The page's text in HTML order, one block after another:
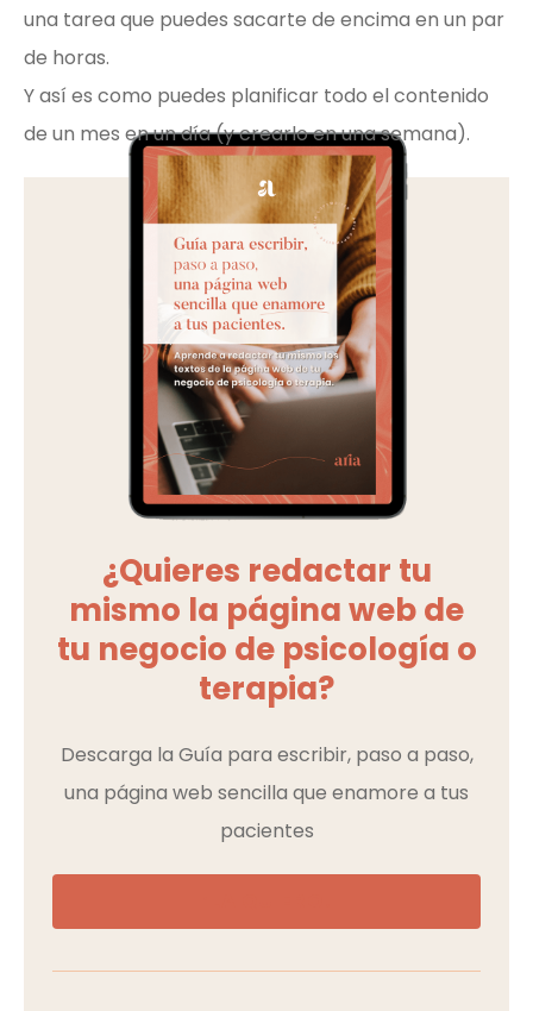
¿Quieres redactar tu
mismo la página web de
tu negocio de psicología o
terapia?
Descarga la Guía para escribir, paso a paso,
una página web sencilla que enamore a tus
pacientes
una tarea que puedes sacarte de encima en un par
de horas.
Y así es como puedes planificar todo el contenido
de un mes en un día (y crearlo en una semana).